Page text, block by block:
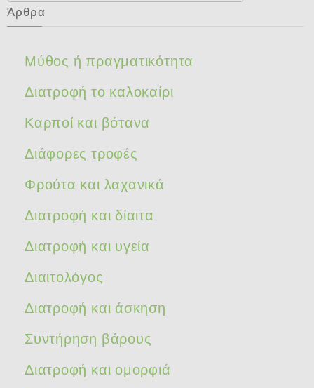
Άρθρα
Μύθος ή πραγματικότητα
Διατροφή το καλοκαίρι
Καρποί και βότανα
Διάφορες τροφές
Φρούτα και λαχανικά
Διατροφή και δίαιτα
Διατροφή και υγεία
Διαιτολόγος
Διατροφή και άσκηση
Συντήρηση βάρους
Διατροφή και ομορφιά